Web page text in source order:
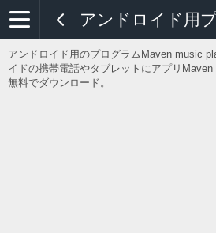
アンドロイド用
アンドロイド用のプログラムMaven music
イドの携帯電話やタブレットにアプリ
無料でダウンロード。